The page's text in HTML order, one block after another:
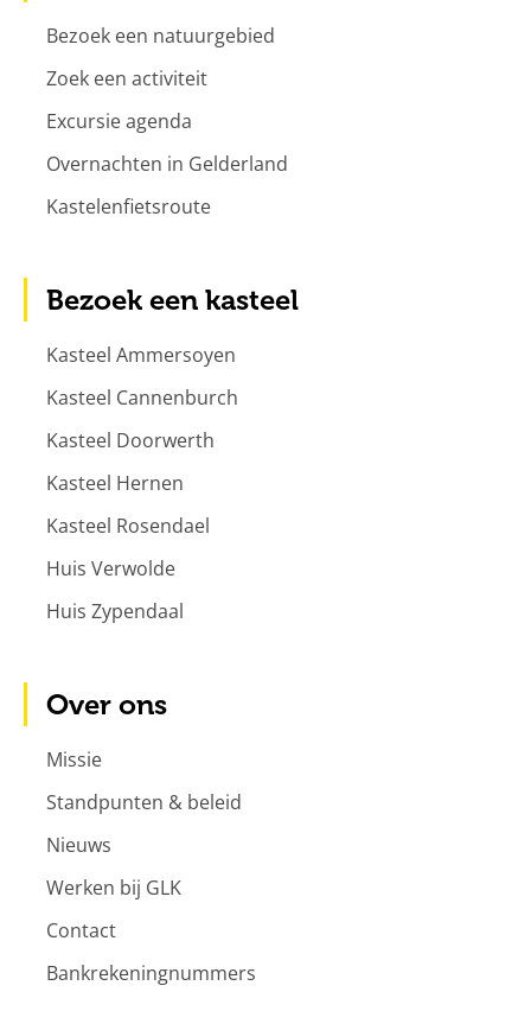
Bezoek een natuurgebied
Zoek een activiteit
Excursie agenda
Overnachten in Gelderland
Kastelenfietsroute
Bezoek een kasteel
Kasteel Ammersoyen
Kasteel Cannenburch
Kasteel Doorwerth
Kasteel Hernen
Kasteel Rosendael
Huis Verwolde
Huis Zypendaal
Over ons
Missie
Standpunten & beleid
Nieuws
Werken bij GLK
Contact
Bankrekeningnummers